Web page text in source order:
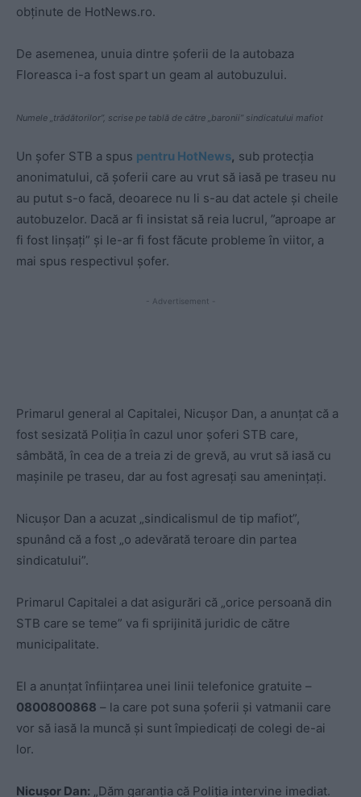
obținute de HotNews.ro.
De asemenea, unuia dintre șoferii de la autobaza
Floreasca i-a fost spart un geam al autobuzului.
Numele „trădătorilor”, scrise pe tablă de către „baronii” sindicatului mafiot
Un șofer STB a spus pentru HotNews, sub protecția
anonimatului, că șoferii care au vrut să iasă pe traseu nu
au putut s-o facă, deoarece nu li s-au dat actele și cheile
autobuzelor. Dacă ar fi insistat să reia lucrul, ”aproape ar
fi fost linșați” și le-ar fi fost făcute probleme în viitor, a
mai spus respectivul șofer.
- Advertisement -
Primarul general al Capitalei, Nicușor Dan, a anunțat că a
fost sesizată Poliția în cazul unor șoferi STB care,
sâmbătă, în cea de a treia zi de grevă, au vrut să iasă cu
mașinile pe traseu, dar au fost agresați sau amenințați.
Nicușor Dan a acuzat „sindicalismul de tip mafiot”,
spunând că a fost „o adevărată teroare din partea
sindicatului”.
Primarul Capitalei a dat asigurări că „orice persoană din
STB care se teme” va fi sprijinită juridic de către
municipalitate.
El a anunțat înființarea unei linii telefonice gratuite –
0800800868 – la care pot suna șoferii și vatmanii care
vor să iasă la muncă și sunt împiedicați de colegi de-ai
lor.
Nicușor Dan: „Dăm garanția că Poliția intervine imediat.